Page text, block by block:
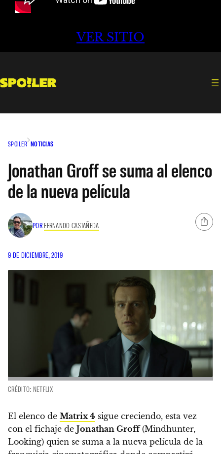
VER SITIO
SPOILER NOTICIAS
Jonathan Groff se suma al elenco
de la nueva película
POR FERNANDO CASTAÑEDA
9 DE DICIEMBRE, 2019
CRÉDITO: NETFLIX
El elenco de Matrix 4 sigue creciendo, esta vez
con el fichaje de Jonathan Groff(Mindhunter,
Looking) quien se suma a la nueva película de la